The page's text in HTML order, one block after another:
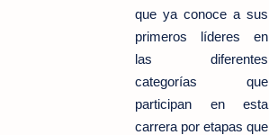
que ya conoce a sus
primeros líderes en
las diferentes
categorías que
participan en esta
carrera por etapas que